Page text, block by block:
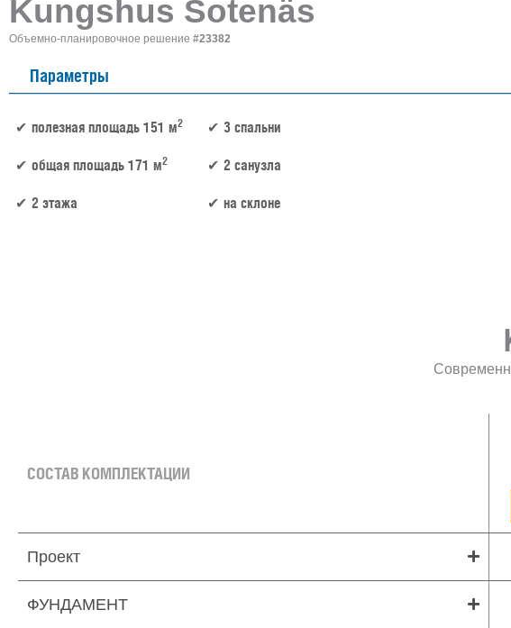
Kungshus Sotenäs
Объемно-планировочное решение #23382
Параметры
полезная площадь 151 м2
общая площадь 171 м2
2 этажа
3 спальни
2 санузла
на склоне
СОСТАВ КОМПЛЕКТАЦИИ
Проект
ФУНДАМЕНТ